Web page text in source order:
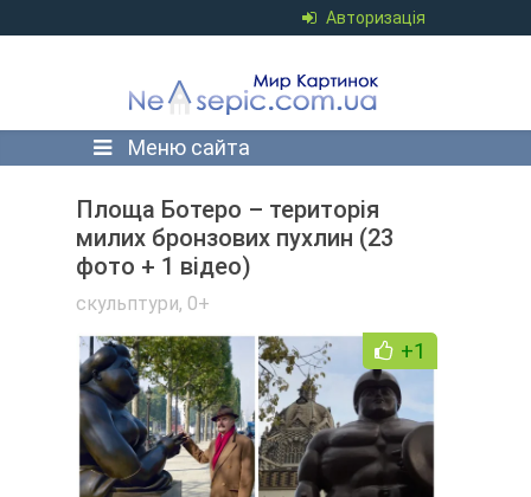
Авторизація
Меню сайта
Площа Ботеро – територія
милих бронзових пухлин (23
фото + 1 відео)
скульптури, 0+
+1